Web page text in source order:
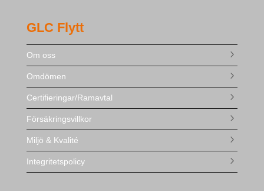
GLC Flytt
Om oss
Omdömen
Certifieringar/Ramavtal
Försäkringsvillkor
Miljö & Kvalité
Integritetspolicy